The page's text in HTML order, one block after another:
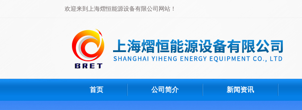
欢迎来到上海熠恒能源设备有限公司网站！
首页 公司简介 新闻资讯